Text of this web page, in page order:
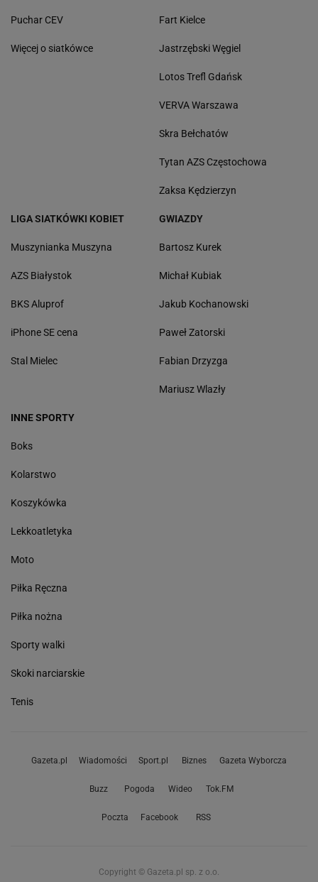
Puchar CEV
Więcej o siatkówce
Fart Kielce
Jastrzębski Węgiel
Lotos Trefl Gdańsk
VERVA Warszawa
Skra Bełchatów
Tytan AZS Częstochowa
Zaksa Kędzierzyn
LIGA SIATKÓWKI KOBIET
Muszynianka Muszyna
AZS Białystok
BKS Aluprof
iPhone SE cena
Stal Mielec
GWIAZDY
Bartosz Kurek
Michał Kubiak
Jakub Kochanowski
Paweł Zatorski
Fabian Drzyzga
Mariusz Wlazły
INNE SPORTY
Boks
Kolarstwo
Koszykówka
Lekkoatletyka
Moto
Piłka Ręczna
Piłka nożna
Sporty walki
Skoki narciarskie
Tenis
Gazeta.pl Wiadomości Sport.pl Biznes Gazeta Wyborcza
Buzz Pogoda Wideo Tok.FM
Poczta Facebook RSS
Copyright © Gazeta.pl sp. z o.o.